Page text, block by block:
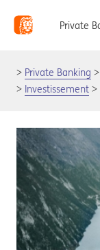
Private Banking
Investissement